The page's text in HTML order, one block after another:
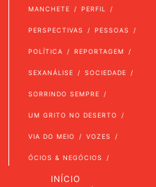
MANCHETE PERFIL
PERSPECTIVAS PESSOAS
POLÍTICA REPORTAGEM
SEXANÁLISE SOCIEDADE
SORRINDO SEMPRE
UM GRITO NO DESERTO
VIA DO MEIO VOZES
ÓCIOS & NEGÓCIOS
INÍCIO